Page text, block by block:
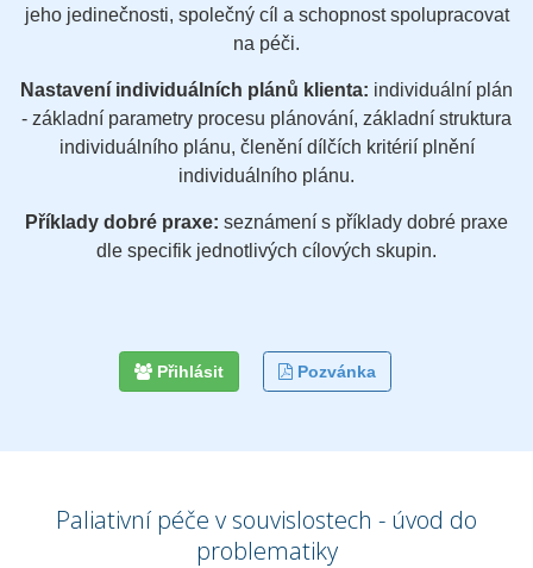
jeho jedinečnosti, společný cíl a schopnost spolupracovat
na péči.
Nastavení individuálních plánů klienta: individuální plán
- základní parametry procesu plánování, základní struktura
individuálního plánu, členění dílčích kritérií plnění
individuálního plánu.
Příklady dobré praxe: seznámení s příklady dobré praxe
dle specifik jednotlivých cílových skupin.
Přihlásit Pozvánka
Paliativní péče v souvislostech - úvod do
problematiky